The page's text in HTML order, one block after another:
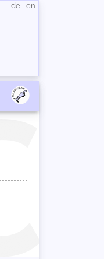
de en